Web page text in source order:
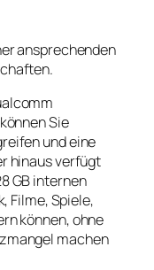
ansprechenden
Sie
und eine
hinaus verfügt
GB internen
Filme, Spiele,
können, ohne
machen